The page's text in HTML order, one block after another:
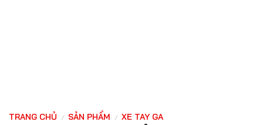
TRANG CHỦ / SẢN PHẨM / XE TAY GA